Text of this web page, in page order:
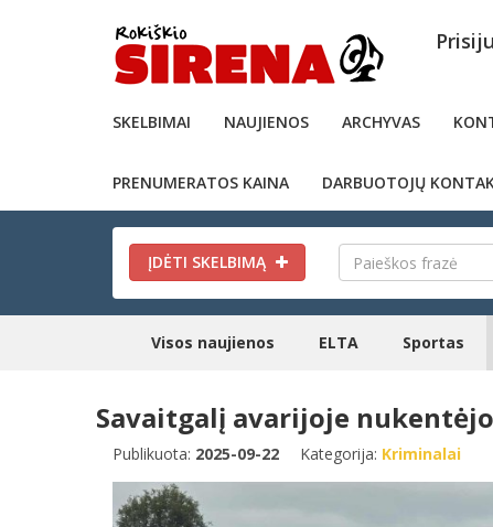
SKELBIMAI NAUJIENOS ARCHYVAS
PRENUMERATOS KAINA DARBUOTOJŲ
ĮDĖTI SKELBIMĄ
Visos naujienos ELTA Sportas
Savaitgalį avarijoje
Publikuota: 2025-09-22 Kategorija: Kriminalai